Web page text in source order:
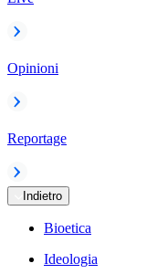
Opinioni
Reportage
Indietro
Bioetica
Ideologia